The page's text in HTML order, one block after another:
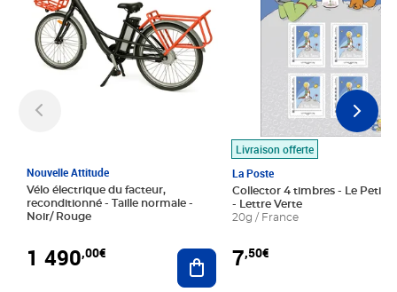
Nouvelle Attitude
Vélo électrique du facteur,
reconditionné - Taille normale -
Noir/ Rouge
1 490,00€ Ajouter au panier
Livraison offerte
La Poste
Collector 4 timbres - Le Petit
- Lettre Verte
20g / France
7,50€